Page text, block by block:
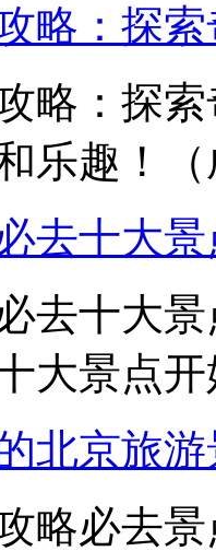
略：探
略：探
乐趣！
去十大
去十大
大景点
北京旅
略必去